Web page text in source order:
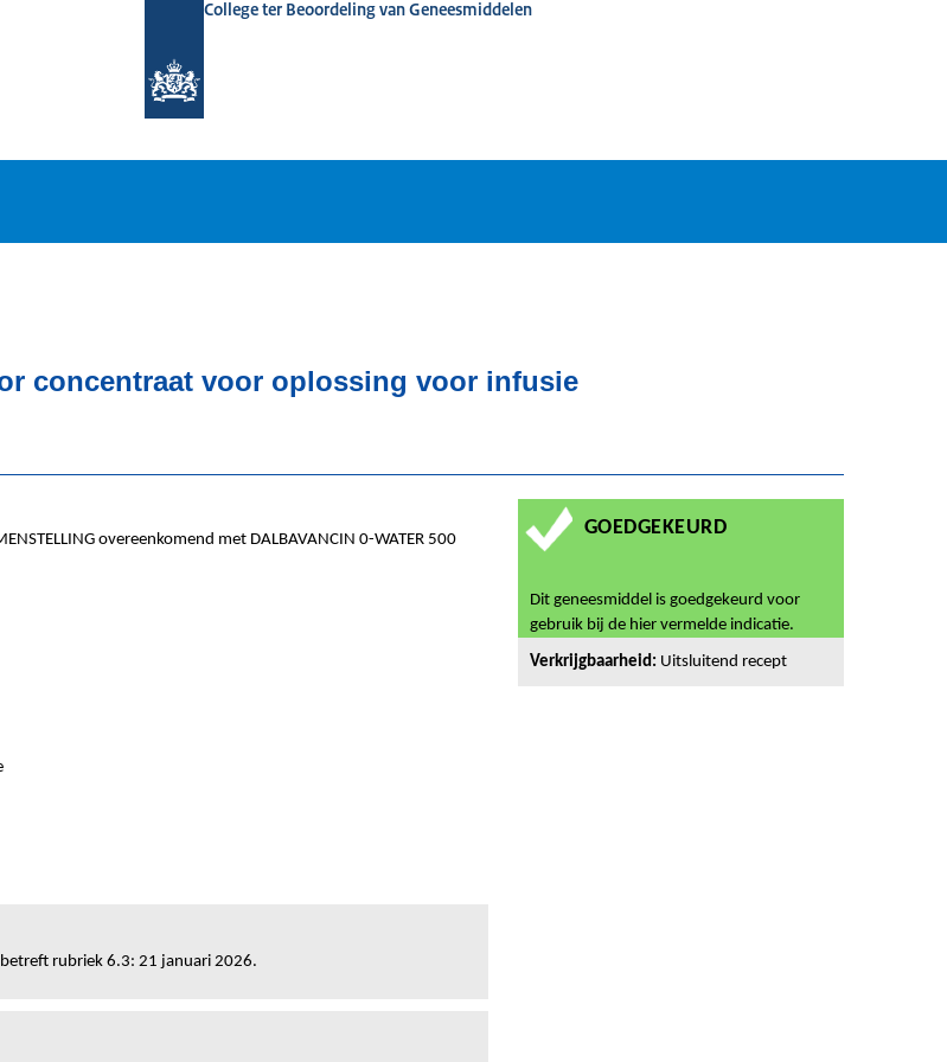
College ter Beoordeling van Geneesmiddelen
concentraat voor oplossing voor infusie
overeenkomend met DALBAVANCIN 0-WATER 500
rubriek 6.3: 21 januari 2026.
GOEDGEKEURD
Dit geneesmiddel is goedgekeurd voor
gebruik bij de hier vermelde indicatie.
Verkrijgbaarheid: Uitsluitend recept